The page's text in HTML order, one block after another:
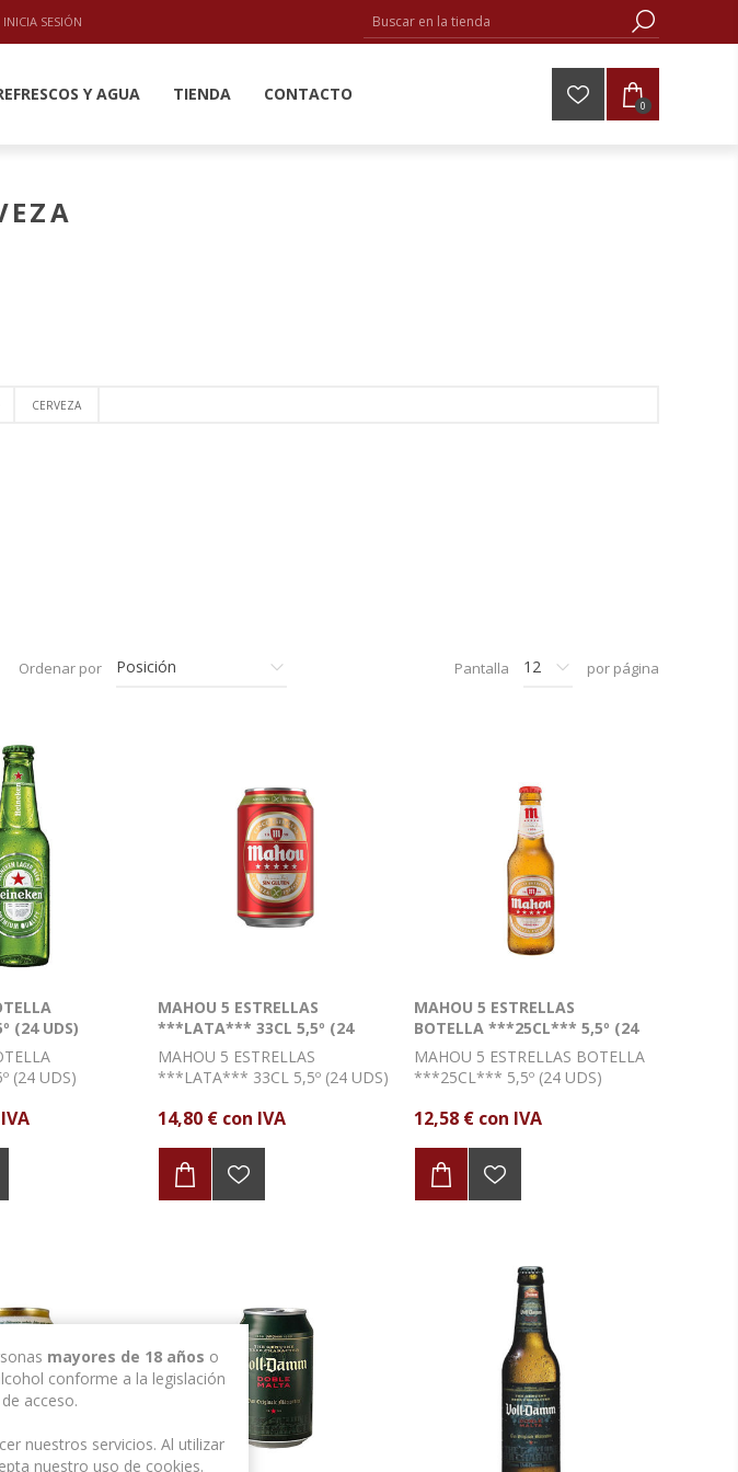
INICIA SESIÓN
Y AGUA TIENDA CONTACTO
0
CERVEZA
Ordenar por Pantalla por página
(24 UDS)
(24 UDS)
MAHOU 5 ESTRELLAS
***LATA*** 33CL 5,5º (24
UDS)
MAHOU 5 ESTRELLAS
***LATA*** 33CL 5,5º (24 UDS)
14,80 € con IVA
MAHOU 5 ESTRELLAS
BOTELLA ***25CL*** 5,5º (24
UDS)
MAHOU 5 ESTRELLAS BOTELLA
***25CL*** 5,5º (24 UDS)
12,58 € con IVA
mayores de 18 años o
conforme a la legislación
acceso.
nuestros servicios. Al utilizar
nuestro uso de cookies.